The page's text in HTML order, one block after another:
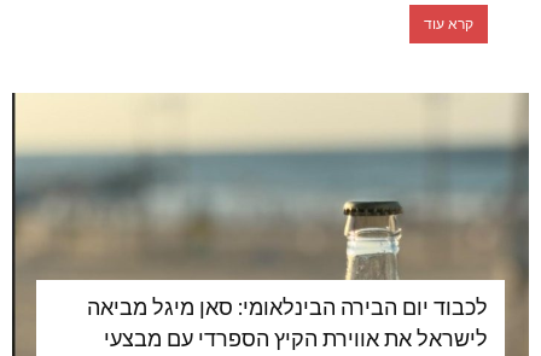
קרא עוד
לכבוד יום הבירה הבינלאומי: סאן מיגל מביאה
לישראל את אווירת הקיץ הספרדי עם מבצעי